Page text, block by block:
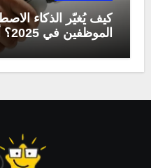
كيف يُغيّر الذكاء
الموظفين في 2025؟ أبرز التحولات المهنية